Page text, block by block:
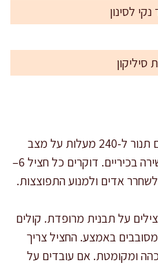
לסינון
קולים את החצילים: מחממים תנור ל-240 מעלות על מצב
גריל, או עובדים על להבה ישירה בכיריים. דוקרים כל חציל 6–
על תבנית מרופדת. קולים
ומסובבים באמצע. החציל צריך
ומקומטת. אם עובדים על